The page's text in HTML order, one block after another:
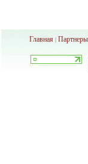
Главная| Партнеры